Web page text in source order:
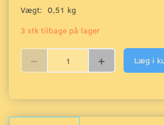
Vægt: 0,51 kg
3 stk tilbage på lager
Læg i